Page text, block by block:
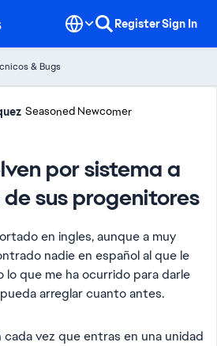
RegisterSign In
& Bugs
Seasoned Newcomer
por sistema a
sus progenitores
en ingles, aunque a muy
nadie en español al que le
lo que me ha ocurrido para darle
arreglar cuanto antes.
cada vez que entras en una unidad